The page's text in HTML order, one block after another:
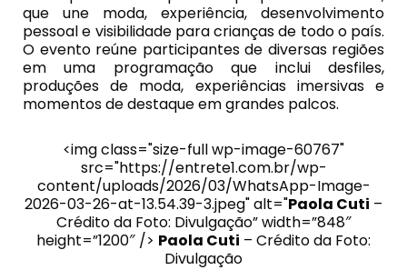
que une moda, experiência, desenvolvimento
pessoal e visibilidade para crianças de todo o país.
O evento reúne participantes de diversas regiões
em uma programação que inclui desfiles,
produções de moda, experiências imersivas e
momentos de destaque em grandes palcos.
<img class="size-full wp-image-60767"
src="https://entrete1.com.br/wp-
content/uploads/2026/03/WhatsApp-Image-
2026-03-26-at-13.54.39-3.jpeg" alt="Paola Cuti –
Crédito da Foto: Divulgação” width=”848″
height=”1200″ /> Paola Cuti – Crédito da Foto:
Divulgação